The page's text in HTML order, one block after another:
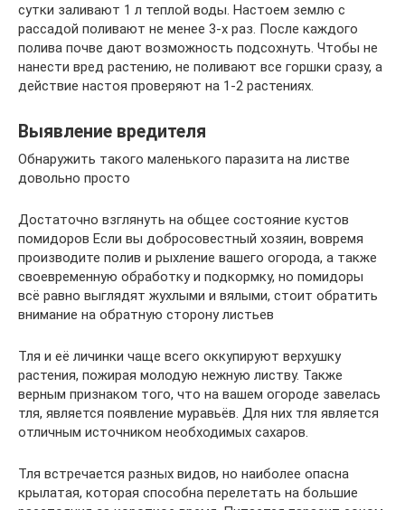
сутки заливают 1 л теплой воды. Настоем землю с
рассадой поливают не менее 3-х раз. После каждого
полива почве дают возможность подсохнуть. Чтобы не
нанести вред растению, не поливают все горшки сразу, а
действие настоя проверяют на 1-2 растениях.
Выявление вредителя
Обнаружить такого маленького паразита на листве
довольно просто
Достаточно взглянуть на общее состояние кустов
помидоров Если вы добросовестный хозяин, вовремя
производите полив и рыхление вашего огорода, а также
своевременную обработку и подкормку, но помидоры
всё равно выглядят жухлыми и вялыми, стоит обратить
внимание на обратную сторону листьев
Тля и её личинки чаще всего оккупируют верхушку
растения, пожирая молодую нежную листву. Также
верным признаком того, что на вашем огороде завелась
тля, является появление муравьёв. Для них тля является
отличным источником необходимых сахаров.
Тля встречается разных видов, но наиболее опасна
крылатая, которая способна перелетать на большие